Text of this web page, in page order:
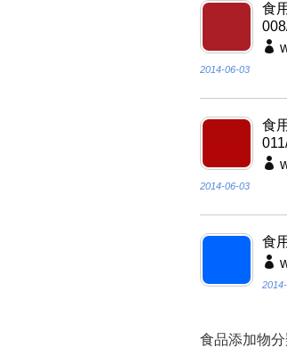
食
2014-06-03
食
2014-06-03
食
食品添加物